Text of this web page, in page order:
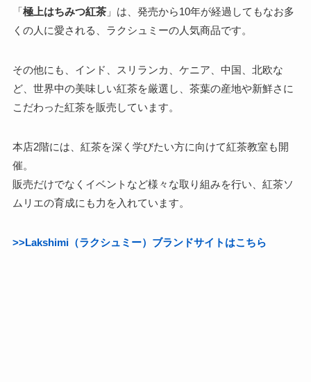
「極上はちみつ紅茶」は、発売から10年が経過してもなお多
くの人に愛される、ラクシュミーの人気商品です。
その他にも、インド、スリランカ、ケニア、中国、北欧な
ど、世界中の美味しい紅茶を厳選し、茶葉の産地や新鮮さに
こだわった紅茶を販売しています。
本店2階には、紅茶を深く学びたい方に向けて紅茶教室も開
催。
販売だけでなくイベントなど様々な取り組みを行い、紅茶ソ
ムリエの育成にも力を入れています。
>>Lakshimi（ラクシュミー）ブランドサイトはこちら